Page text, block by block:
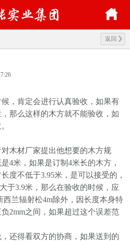
返回
，肯定会进行认真验收，如果有
那么这样的木方就不能验收，如
木材厂家提出他想要的木方规
4米，如果是订制4米长的木方，
度不低于3.95米，是可以接受的，
于3.9米，那么在验收的时候，应
西兰辐射松4m除外，因长度本身特
2mm之间，如果超过这个误差范
还得看双方的协商，如果送到的